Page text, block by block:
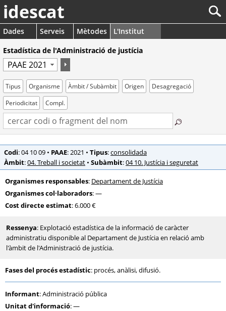
idescat
Dades Serveis Mètodes
L'Institut
Estadística de l'Administració de justícia
Tipus Organisme Àmbit / Subàmbit Origen
Desagregació
Periodicitat
Compl.
Codi: 04 10 09 • PAAE: 2021 • Tipus:consolidada
Àmbit:04. Treball i societat • Subàmbit:04 10. Justícia i seguretat
Organismes responsables: Departament de Justícia
Organismes col·laboradors: —
Cost directe estimat: 6.000 €
Ressenya: Explotació estadística de la informació de caràcter
administratiu disponible al Departament de Justícia en relació amb
l'àmbit de l'Administració de justícia.
Fases del procés estadístic: procés, anàlisi, difusió.
Informant: Administració pública
Unitat d'informació: —